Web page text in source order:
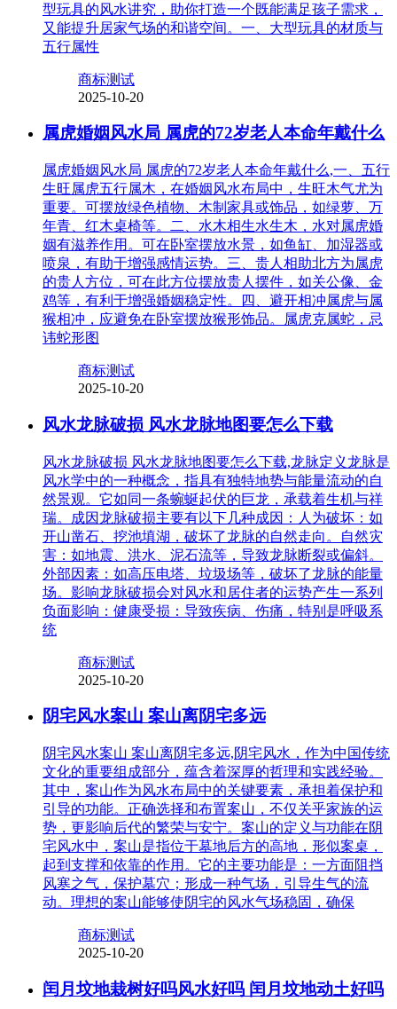
型玩具的风水讲究，助你打造一个既能满足孩子需求，
又能提升居家气场的和谐空间。一、大型玩具的材质与
五行属性
商标测试
2025-10-20
属虎婚姻风水局 属虎的72岁老人本命年戴什么
属虎婚姻风水局 属虎的72岁老人本命年戴什么,一、五行
生旺属虎五行属木，在婚姻风水布局中，生旺木气尤为
重要。可摆放绿色植物、木制家具或饰品，如绿萝、万
年青、红木桌椅等。二、水木相生水生木，水对属虎婚
姻有滋养作用。可在卧室摆放水景，如鱼缸、加湿器或
喷泉，有助于增强感情运势。三、贵人相助北方为属虎
的贵人方位，可在此方位摆放贵人摆件，如关公像、金
鸡等，有利于增强婚姻稳定性。四、避开相冲属虎与属
猴相冲，应避免在卧室摆放猴形饰品。属虎克属蛇，忌
讳蛇形图
商标测试
2025-10-20
风水龙脉破损 风水龙脉地图要怎么下载
风水龙脉破损 风水龙脉地图要怎么下载,龙脉定义龙脉是
风水学中的一种概念，指具有独特地势与能量流动的自
然景观。它如同一条蜿蜒起伏的巨龙，承载着生机与祥
瑞。成因龙脉破损主要有以下几种成因：人为破坏：如
开山凿石、挖池填湖，破坏了龙脉的自然走向。自然灾
害：如地震、洪水、泥石流等，导致龙脉断裂或偏斜。
外部因素：如高压电塔、垃圾场等，破坏了龙脉的能量
场。影响龙脉破损会对风水和居住者的运势产生一系列
负面影响：健康受损：导致疾病、伤痛，特别是呼吸系
统
商标测试
2025-10-20
阴宅风水案山 案山离阴宅多远
阴宅风水案山 案山离阴宅多远,阴宅风水，作为中国传统
文化的重要组成部分，蕴含着深厚的哲理和实践经验。
其中，案山作为风水布局中的关键要素，承担着保护和
引导的功能。正确选择和布置案山，不仅关乎家族的运
势，更影响后代的繁荣与安宁。案山的定义与功能在阴
宅风水中，案山是指位于墓地后方的高地，形似案桌，
起到支撑和依靠的作用。它的主要功能是：一方面阻挡
风寒之气，保护墓穴；形成一种气场，引导生气的流
动。理想的案山能够使阴宅的风水气场稳固，确保
商标测试
2025-10-20
闰月坟地栽树好吗风水好吗 闰月坟地动土好吗